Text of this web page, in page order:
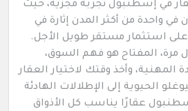
في إسطنبول تجربة مجزية، حيث
واحدة من أكثر المدن إثارة في
على استثمار مستقر طويل الأجل.
مرة، المفتاح هو فهم السوق،
وأخذ وقتك لاختيار العقار
الحيوية إلى الإطلالات الهادئة
عقارًا يناسب كل الأذواق